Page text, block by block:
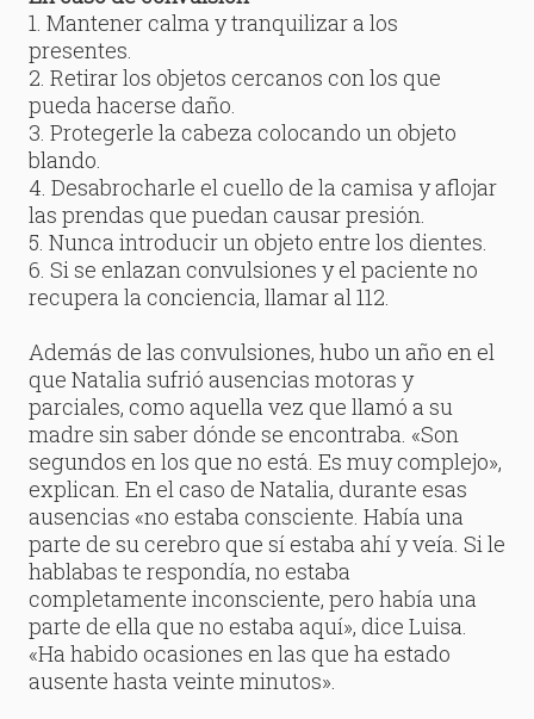
1. Mantener calma y tranquilizar a los
presentes.
2. Retirar los objetos cercanos con los que
pueda hacerse daño.
3. Protegerle la cabeza colocando un objeto
blando.
4. Desabrocharle el cuello de la camisa y aflojar
las prendas que puedan causar presión.
5. Nunca introducir un objeto entre los dientes.
6. Si se enlazan convulsiones y el paciente no
recupera la conciencia, llamar al 112.
Además de las convulsiones, hubo un año en el
que Natalia sufrió ausencias motoras y
parciales, como aquella vez que llamó a su
madre sin saber dónde se encontraba. «Son
segundos en los que no está. Es muy complejo»,
explican. En el caso de Natalia, durante esas
ausencias «no estaba consciente. Había una
parte de su cerebro que sí estaba ahí y veía. Si le
hablabas te respondía, no estaba
completamente inconsciente, pero había una
parte de ella que no estaba aquí», dice Luisa.
«Ha habido ocasiones en las que ha estado
ausente hasta veinte minutos».